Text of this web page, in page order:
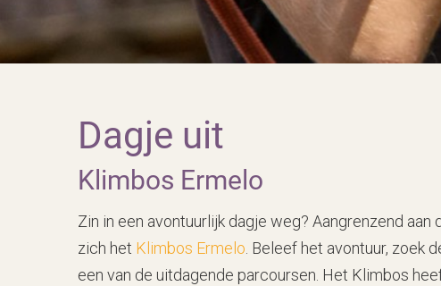
Dagje uit
Klimbos Ermelo
Zin in een avontuurlijk dagje weg? Aangrenzend aan
zich het Klimbos Ermelo. Beleef het avontuur, zoek
een van de uitdagende parcoursen. Het Klimbos